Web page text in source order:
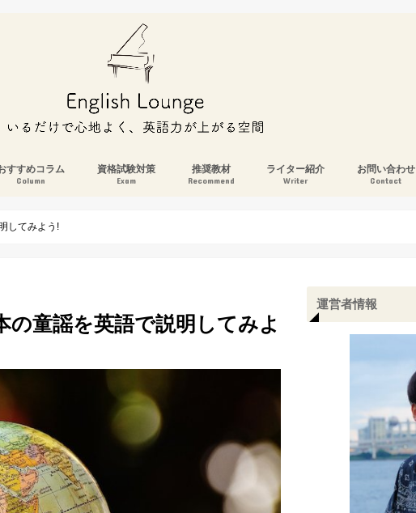
すすめコラム
Column
資格試験対策
Exam
推奨教材
Recommend
ライター紹介
Writer
お問い合わせ
Contact
してみよう!
の童謡を英語で説明してみよ
運営者情報